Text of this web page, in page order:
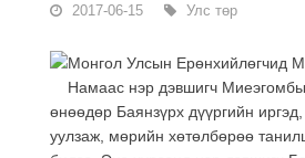
2017-06-15 Улс төр
Монгол Улсын Ерөнхийлөгчид
Намаас нэр дэвшигч
өнөөдөр Баянзүрх дүүргийн иргэд,
уулзаж, мөрийн хөтөлбөрөө